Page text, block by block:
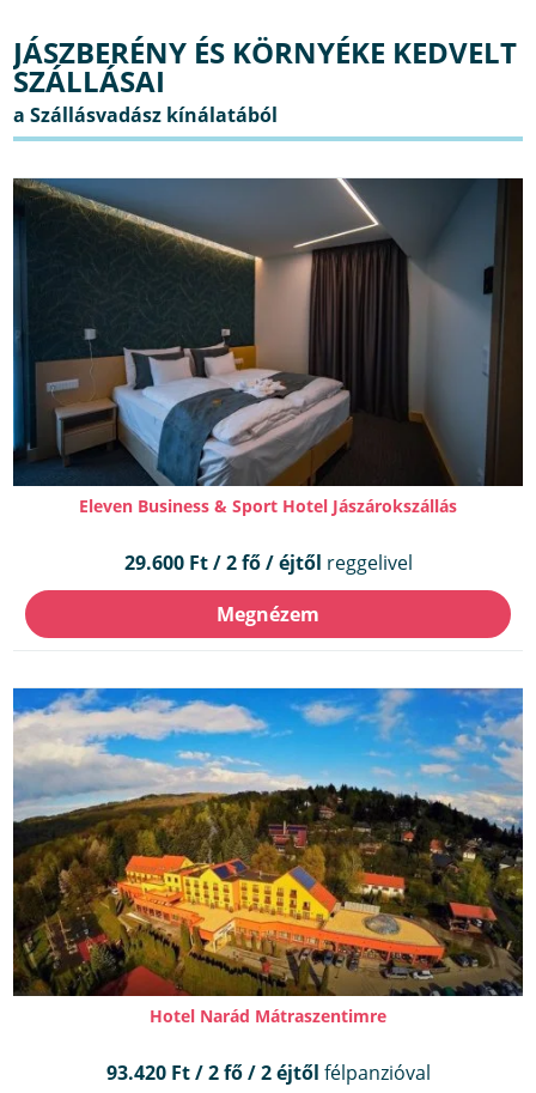
JÁSZBERÉNY ÉS KÖRNYÉKE KEDVELT
SZÁLLÁSAI
Eleven Business & Sport Hotel Jászárokszállás
29.600 Ft / 2 fő / éjtől reggelivel
Megnézem
Hotel Narád Mátraszentimre
93.420 Ft / 2 fő / 2 éjtől félpanzióval